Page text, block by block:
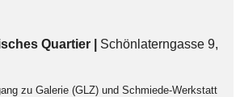
Quartier | Schönlaterngasse 9,
zu Galerie (GLZ) und Schmiede-Werkstatt